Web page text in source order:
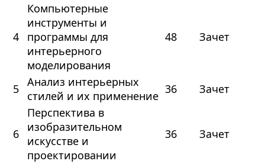
4
Компьютерные
инструменты и
программы для
интерьерного
моделирования
48 Зачет
5 Анализ интерьерных
стилей и их применение 36 Зачет
6
Перспектива в
изобразительном
искусстве и
проектировании
36 Зачет